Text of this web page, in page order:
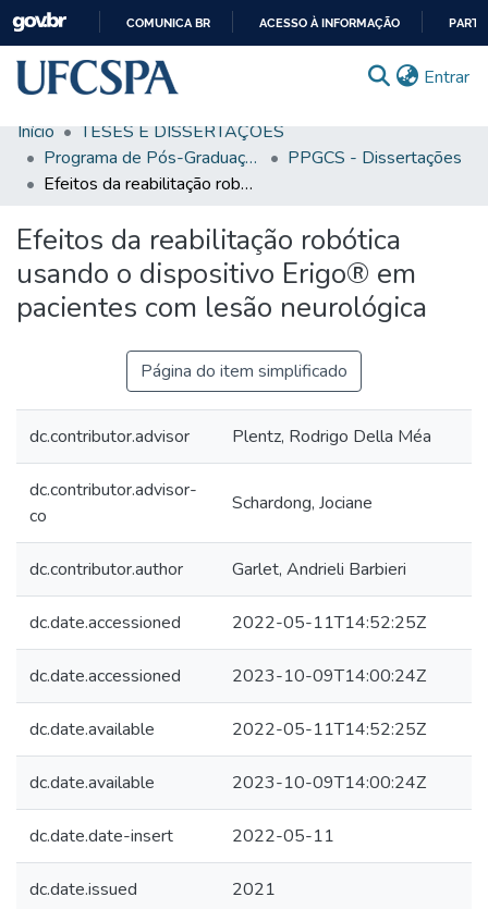
CONTEÚDO
COMUNICA BR ACESSO À INFORMAÇÃO
Entrar
Comunidades & Coleções
Busca Facetada
Estatísticas
Autoarquivamento
Sobre o RI-UFCSPA
Ajuda
Início
TESES E DISSERTAÇÕES
Programa de Pós-Graduação em Ciências da Saúde
PPGCS - Dissertações
Efeitos da reabilitação robótica usando o dispositivo Erigo® em pacientes com lesão neurológica
Efeitos da reabilitação robótica
usando o dispositivo Erigo® em
pacientes com lesão neurológica
Página do item simplificado
dc.contributor.advisor Plentz, Rodrigo Della Méa
dc.contributor.advisor-
co
Schardong, Jociane
dc.contributor.author Garlet, Andrieli Barbieri
dc.date.accessioned 2022-05-11T14:52:25Z
dc.date.accessioned 2023-10-09T14:00:24Z
dc.date.available 2022-05-11T14:52:25Z
dc.date.available 2023-10-09T14:00:24Z
dc.date.date-insert 2022-05-11
dc.date.issued 2021